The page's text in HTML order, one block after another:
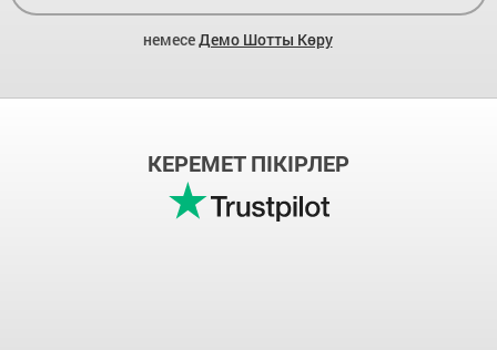
немесеДемо Шотты Көру
КЕРЕМЕТ ПІКІРЛЕР